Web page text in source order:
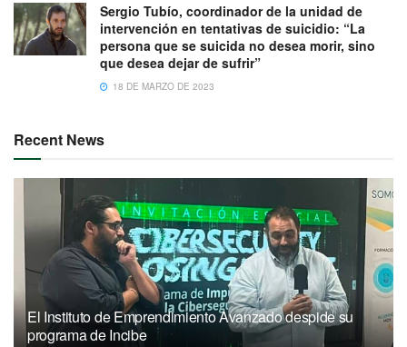
Sergio Tubío, coordinador de la unidad de
intervención en tentativas de suicidio: “La
persona que se suicida no desea morir, sino
que desea dejar de sufrir”
18 DE MARZO DE 2023
Recent News
El Instituto de Emprendimiento Avanzado despide su
programa de Incibe